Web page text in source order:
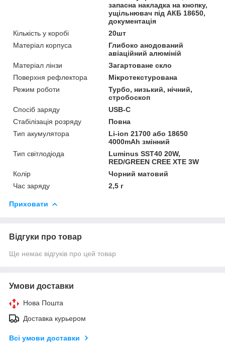
запасна накладка на кнопку,
ущільнювач під АКБ 18650,
документація
Кількість у коробі
20шт
Матеріал корпуса
Глибоко анодований
авіаційний алюміній
Матеріал лінзи
Загартоване скло
Поверхня рефлектора
Мікротекстурована
Режим роботи
Турбо, низький, нічний,
стробоскоп
Спосіб заряду
USB-C
Стабілізація розряду
Повна
Тип акумулятора
Li-ion 21700 або 18650
4000mAh змінний
Тип світлодіода
Luminus SST40 20W,
RED/GREEN CREE XTE 3W
Колір
Чорний матовий
Час заряду
2,5 г
Приховати
Відгуки про товар
Ще немає відгуків про цей товар
Умови доставки
Нова Пошта
Доставка курьером
Всі умови доставки